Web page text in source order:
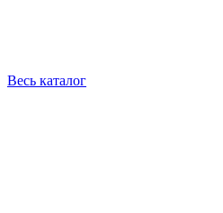
Весь каталог